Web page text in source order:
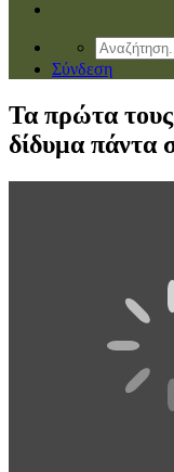
Σύνδεση
Τα πρώτα τους
δίδυμα πάντα